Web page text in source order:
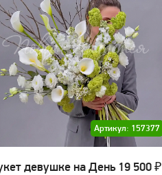
Артикул: 157377
девушке на День 19 500 ₽